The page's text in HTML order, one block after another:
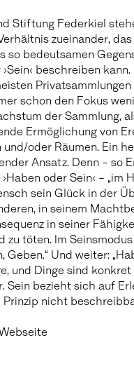
Stiftung Federkiel
zueinander,
so bedeutsamen
›Sein‹ beschreiben
schon den Fokus
der Sammlung,
Ermöglichung von
oder Räumen. Ein
Ansatz. Denn – so
oder Sein‹ – „im
sein Glück in der
in seinem
in seiner
zu töten. Im
Geben.“ Und weiter:
und Dinge sind konkret
Sein bezieht sich auf
nicht